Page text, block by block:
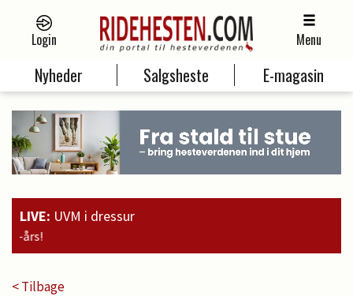
Login Menu
Nyheder Salgsheste E-magasin
LIVE: UVM i dressur
< Tilbage